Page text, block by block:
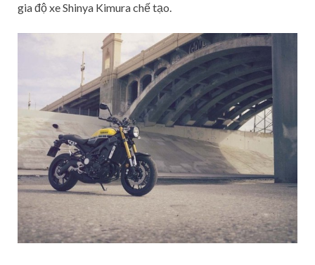
gia độ xe Shinya Kimura chế tạo.